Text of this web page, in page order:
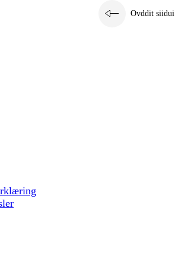
Ovddit siidui